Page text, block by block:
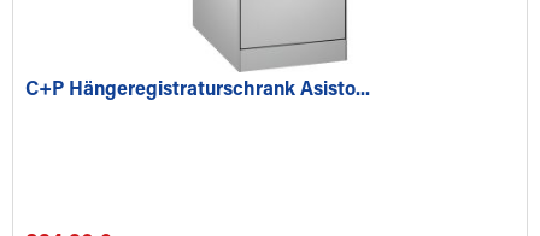
C+P Hängeregistraturschrank Asisto...